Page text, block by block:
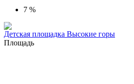
7 %
Детская площадка Высокие горы
Площадь